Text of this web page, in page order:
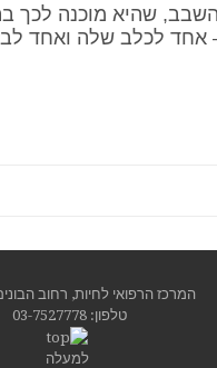
שהיא מוכנה לכך
אחד לכלב שלה ואחד
המרכז הרפואי לחיות, רחוב הבונים 5 רמת
טלפון:03-7527778
למעלה